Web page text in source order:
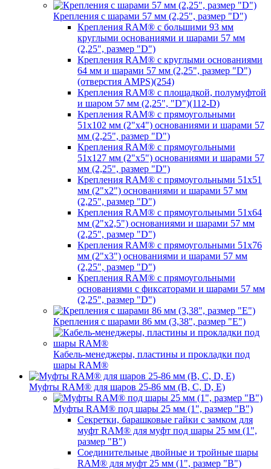
Крепления с шарами 57 мм (2,25", размер "D")
Крепления RAM® с большими 93 мм
круглыми основаниями и шарами 57 мм
(2,25", размер "D")
Крепления RAM® с круглыми основаниями
64 мм и шарами 57 мм (2,25", размер "D")
(отверстия AMPS)(254)
Крепления RAM® с площадкой, полумуфтой
и шаром 57 мм (2,25", "D")(112-D)
Крепления RAM® с прямоугольными
51х102 мм (2"х4") основаниями и шарами 57
мм (2,25", размер "D")
Крепления RAM® с прямоугольными
51х127 мм (2"х5") основаниями и шарами 57
мм (2,25", размер "D")
Крепления RAM® с прямоугольными 51х51
мм (2"х2") основаниями и шарами 57 мм
(2,25", размер "D")
Крепления RAM® с прямоугольными 51х64
мм (2"х2,5") основаниями и шарами 57 мм
(2,25", размер "D")
Крепления RAM® с прямоугольными 51х76
мм (2"х3") основаниями и шарами 57 мм
(2,25", размер "D")
Крепления RAM® с прямоугольными
основаниями с фиксаторами и шарами 57 мм
(2,25", размер "D")
Крепления с шарами 86 мм (3,38", размер "E")
Кабель-менеджеры, пластины и прокладки под
шары RAM®
Муфты RAM® для шаров 25-86 мм (B, C, D, E)
Муфты RAM® под шары 25 мм (1", размер "B")
Секретки, барашковые гайки с замком для
муфт RAM® для муфт под шары 25 мм (1",
размер "B")
Соединительные двойные и тройные шары
RAM® для муфт 25 мм (1", размер "B")